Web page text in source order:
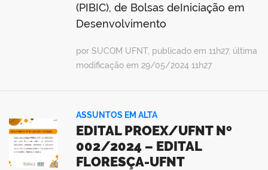
(PIBIC), de Bolsas deIniciação em
Desenvolvimento
por SUCOM UFNT, publicado em 11h27, última
modificação em 29/05/2024 11h27
ASSUNTOS EM ALTA
EDITAL PROEX/UFNT Nº
002/2024 – EDITAL
FLORESÇA-UFNT